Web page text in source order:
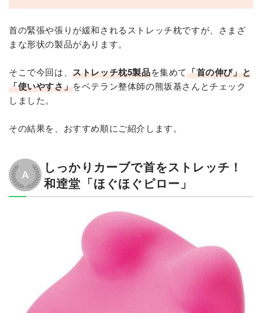
首の緊張や張りが緩和されるストレッチ枕ですが、さまざ
まな形状の製品があります。
そこで今回は、ストレッチ枕5製品を集めて「首の伸び」と
「使いやすさ」をベテラン整体師の熊坂基さんとチェック
しました。
その結果を、おすすめ順にご紹介します。
しっかりカーブで首をストレッチ！
和逹堂「ほぐほぐピロー」